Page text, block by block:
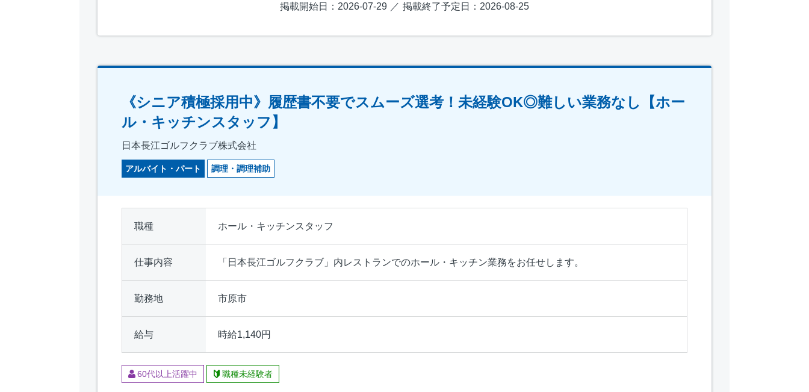
掲載開始日：2026-07-29 掲載終了予定日：2026-08-25
《シニア積極採用中》履歴書不要でスムーズ選考！未経験OK◎難しい業務なし【ホー
ル・キッチンスタッフ】
日本長江ゴルフクラブ株式会社
アルバイト・パート 調理・調理補助
職種 ホール・キッチンスタッフ
仕事内容 「日本長江ゴルフクラブ」内レストランでのホール・キッチン業務をお任せします。
勤務地 市原市
給与 時給1,140円
60代以上活躍中 職種未経験者